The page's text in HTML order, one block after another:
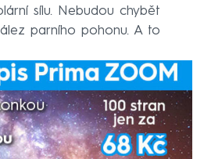
sílu. Nebudou chybět
parního pohonu. A to